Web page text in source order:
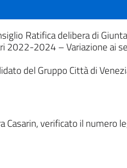
Ratifica delibera di
2022-2024 – Variazione ai
del Gruppo Città di
Casarin, verificato il numero